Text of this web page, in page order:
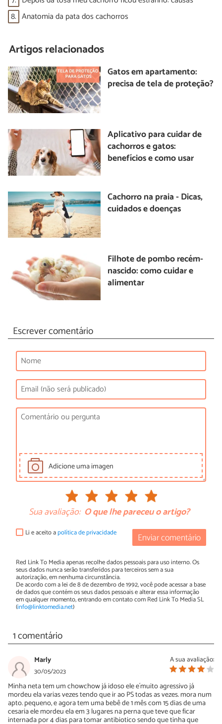
8. Anatomia da pata dos cachorros
Artigos relacionados
Gatos em apartamento:
precisa de tela de proteção?
Aplicativo para cuidar de
cachorros e gatos:
benefícios e como usar
Cachorro na praia - Dicas,
cuidados e doenças
Filhote de pombo recém-
nascido: como cuidar e
alimentar
Escrever comentário
Adicione uma imagen
Sua avaliação: O que lhe pareceu o artigo?
Enviar comentário
Li e aceito apolítica de privacidade
Red Link To Media apenas recolhe dados pessoais para uso interno. Os
seus dados nunca serão transferidos para terceiros sem a sua
autorização, em nenhuma circunstância.
De acordo com a lei de 8 de dezembro de 1992, você pode acessar a base
de dados que contém os seus dados pessoais e alterar essa informação
em qualquer momento, entrando em contato com Red Link To Media SL
(info@linktomedia.net)
1 comentário
A sua avaliação:
Marly
30/05/2023
Minha neta tem um chowchow já idoso ele e´muito agressivo já
mordeu ela varias vezes tendo que ir ao PS todas as vezes. mora num
apto. pequeno, e agora tem uma bebê de 1 mês com 15 dias de uma
cesaria ele mordeu ela em 3 lugares na perna que teve que ficar
internada por 4 dias para tomar antibiotico sendo que tinha que